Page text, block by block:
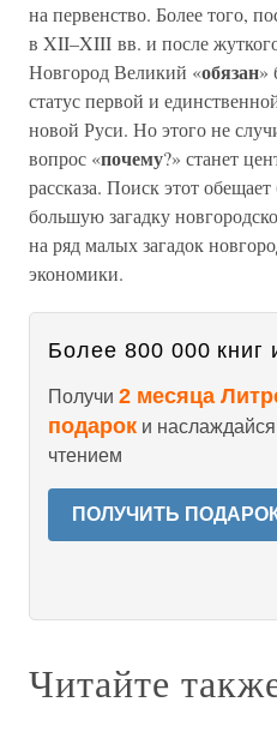
на первенство. Более того,
в XII–XIII вв. и после
Новгород Великий «обязан»
статус первой и
новой Руси. Но этого не
вопрос «почему?» станет
рассказа. Поиск этот
большую загадку
на ряд малых загадок
экономики.
Более 800 000 книг
Получи 2 месяца
подарок и
чтением
ПОЛУЧИТЬ
Читайте